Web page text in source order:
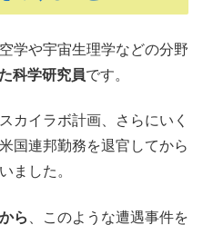
学や宇宙生理学などの分野
科学研究員です。
カイラボ計画、さらにいく
国連邦勤務を退官してから
ました。
ら
、このような遭遇事件を